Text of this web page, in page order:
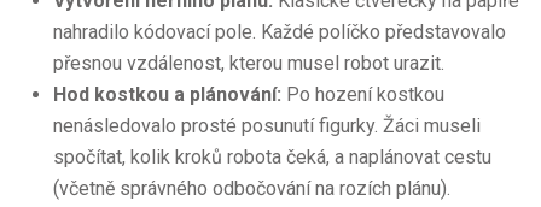
nahradilo kódovací pole. Každé políčko představovalo
přesnou vzdálenost, kterou musel robot urazit.
Hod kostkou a plánování: Po hození kostkou
nenásledovalo prosté posunutí figurky. Žáci museli
spočítat, kolik kroků robota čeká, a naplánovat cestu
(včetně správného odbočování na rozích plánu).